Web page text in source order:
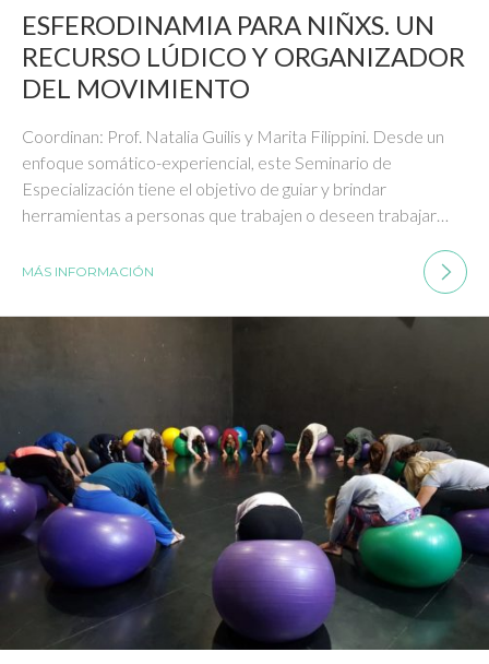
ESFERODINAMIA PARA NIÑXS. UN
RECURSO LÚDICO Y ORGANIZADOR
DEL MOVIMIENTO
Coordinan: Prof. Natalia Guilis y Marita Filippini. Desde un
enfoque somático-experiencial, este Seminario de
Especialización tiene el objetivo de guiar y brindar
herramientas a personas que trabajen o deseen trabajar…
MÁS INFORMACIÓN